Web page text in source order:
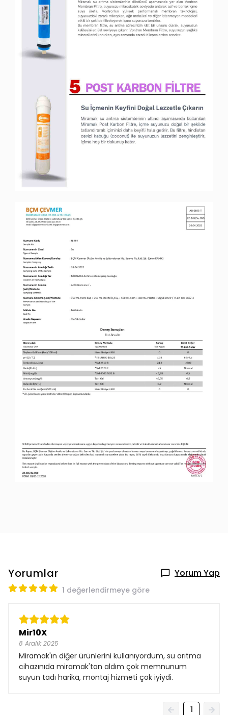
Yorumlar Yorum Yap
1 değerlendirmeye göre
Mir10X
8 Aralık 2025
Miramak'ın diğer ürünlerini kullanıyordum, su arıtma
cihazınıda miramak'tan aldım çok memnunum
suyun tadı harika, montaj hizmeti çok iyiydi.
1